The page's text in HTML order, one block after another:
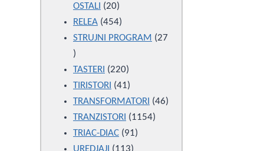
OSTALI
2020
products
RELEA 454454
products
STRUJNI PROGRAM
27
27
products
TASTERI 220220
products
TIRISTORI 4141
products
TRANSFORMATORI 4646
TRANZISTORI 11541154
TRIAC-DIAC 9191
UREDJAJI 113113